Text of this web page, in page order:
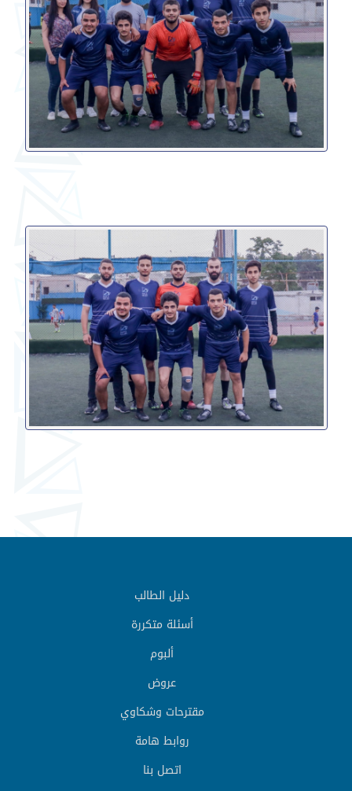
دليل الطالب
أسئلة متكررة
ألبوم
عروض
مقترحات وشكاوي
روابط هامة
اتصل بنا